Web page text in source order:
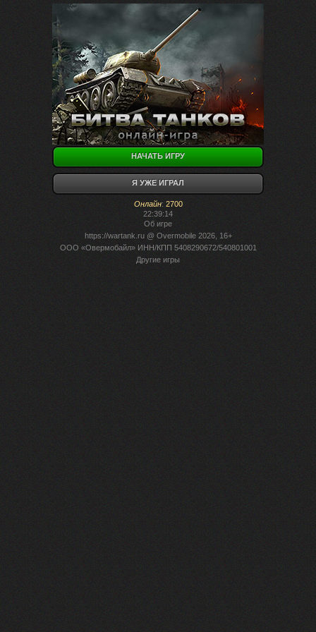
НАЧАТЬ ИГРУ
Я УЖЕ ИГРАЛ
Онлайн: 2700
22:39:14
Об игре
https://wartank.ru@ Overmobile 2026, 16+
ООО «Овермобайл» ИНН/КПП 5408290672/540801001
Другие игры